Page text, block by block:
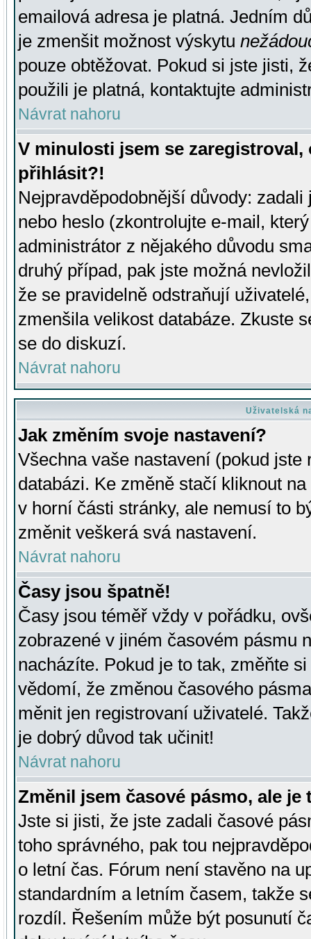
emailová adresa je platná. Jedním
je zmenšit možnost výskytu
pouze obtěžovat. Pokud si jste jisti,
použili je platná, kontaktujte
Návrat nahoru
V minulosti jsem se
přihlásit?!
Nejpravděpodobnější důvody:
nebo heslo (zkontrolujte e-mail,
administrátor z nějakého důvodu
druhý případ, pak jste možná
že se pravidelně odstraňují
zmenšila velikost databáze. Zkuste
se do diskuzí.
Návrat nahoru
Uživatelská
Jak změním svoje nastavení?
Všechna vaše nastavení (pokud
databázi. Ke změně stačí kliknout
v horní části stránky, ale nemusí to
změnit veškerá svá nastavení.
Návrat nahoru
Časy jsou špatně!
Časy jsou téměř vždy v pořádku,
zobrazené v jiném časovém pásmu
nacházíte. Pokud je to tak, změňte
vědomí, že změnou časového
měnit jen registrovaní uživatelé.
je dobrý důvod tak učinit!
Návrat nahoru
Změnil jsem časové pásmo, ale je
Jste si jisti, že jste zadali časové
toho správného, pak tou
o letní čas. Fórum není stavěno na
standardním a letním časem, takže
rozdíl. Řešením může být posunutí